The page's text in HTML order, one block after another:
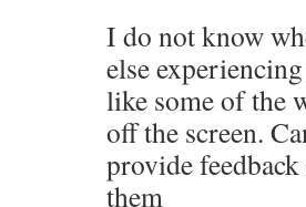
I do not know
else
like some of the
off the screen.
provide
them